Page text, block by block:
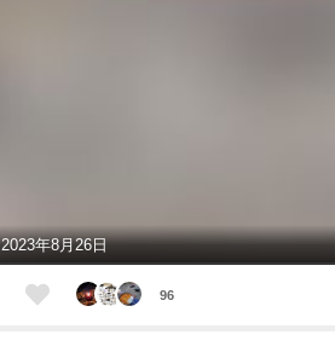
2023年8月26日
96